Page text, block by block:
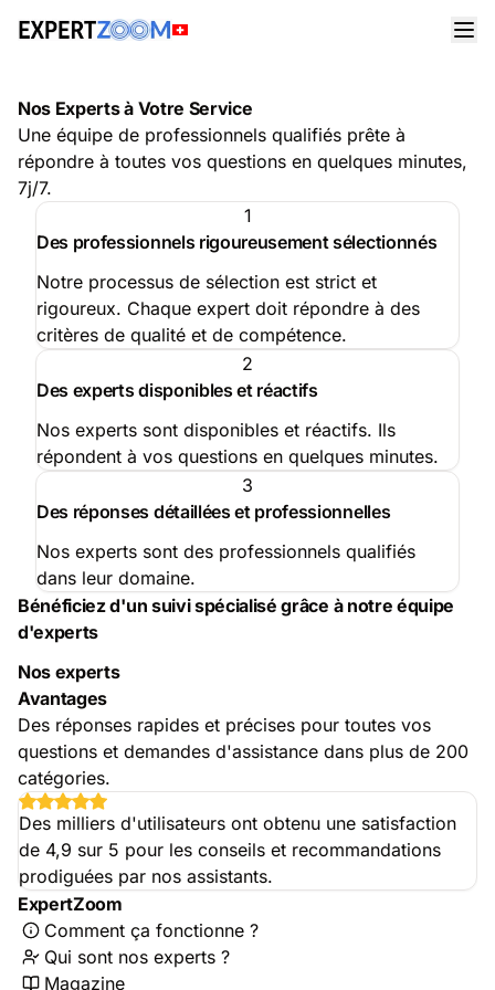
Nos Experts à Votre Service
Une équipe de professionnels qualifiés prête à
répondre à toutes vos questions en quelques minutes,
7j/7.
1
Des professionnels rigoureusement sélectionnés
Notre processus de sélection est strict et
rigoureux. Chaque expert doit répondre à des
critères de qualité et de compétence.
2
Des experts disponibles et réactifs
Nos experts sont disponibles et réactifs. Ils
répondent à vos questions en quelques minutes.
3
Des réponses détaillées et professionnelles
Nos experts sont des professionnels qualifiés
dans leur domaine.
Bénéficiez d'un suivi spécialisé grâce à notre équipe
d'experts
Nos experts
Avantages
Des réponses rapides et précises pour toutes vos
questions et demandes d'assistance dans plus de 200
catégories.
Des milliers d'utilisateurs ont obtenu une satisfaction
de 4,9 sur 5 pour les conseils et recommandations
prodiguées par nos assistants.
ExpertZoom
Comment ça fonctionne ?
Qui sont nos experts ?
Magazine